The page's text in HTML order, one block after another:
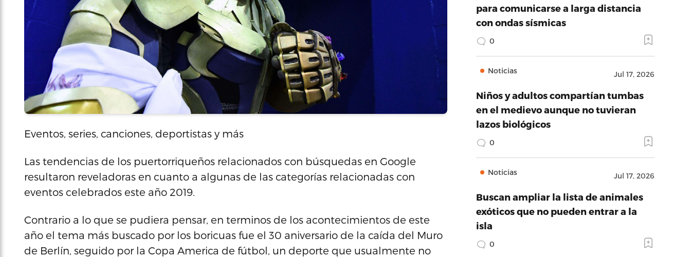
Eventos, series, canciones, deportistas y más
Las tendencias de los puertorriqueños relacionados con búsquedas en Google
resultaron reveladoras en cuanto a algunas de las categorías relacionadas con
eventos celebrados este año 2019.
Contrario a lo que se pudiera pensar, en terminos de los acontecimientos de este
año el tema más buscado por los boricuas fue el 30 aniversario de la caída del Muro
de Berlín, seguido por la Copa America de fútbol, un deporte que usualmente no
para comunicarse a larga distancia
con ondas sísmicas
0
Noticias Jul 17, 2026
Niños y adultos compartían tumbas
en el medievo aunque no tuvieran
lazos biológicos
0
Noticias Jul 17, 2026
Buscan ampliar la lista de animales
exóticos que no pueden entrar a la
isla
0